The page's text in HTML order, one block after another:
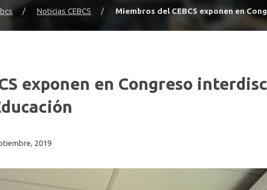
/ Noticias CEBCS / Miembros del CEBCS exponen en
exponen en Congreso
2019